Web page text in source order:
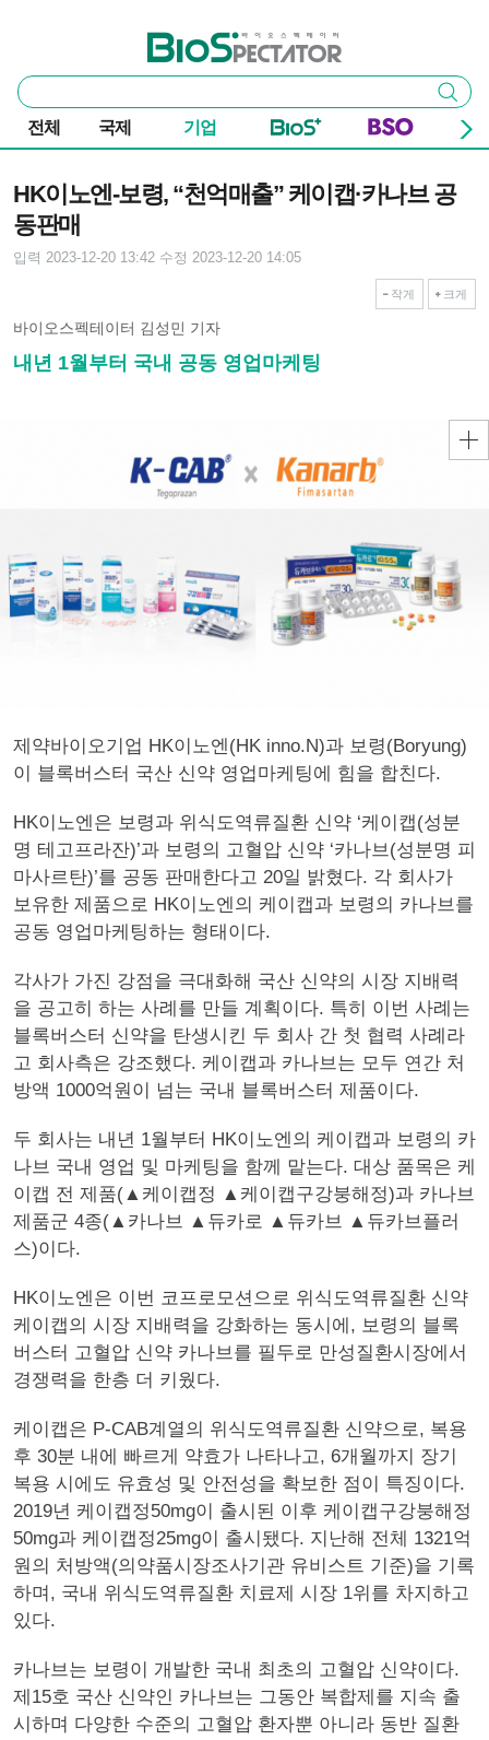
바이오스펙테이터
통
합
검
색
검색
전체 국제 기업
HK이노엔-보령, “천억매출” 케이캡·카나브 공
동판매
입력 2023-12-20 13:42 수정 2023-12-20 14:05
작게 크게
바이오스펙테이터 김성민 기자
내년 1월부터 국내 공동 영업마케팅
제약바이오기업 HK이노엔(HK inno.N)과 보령(Boryung)
이 블록버스터 국산 신약 영업마케팅에 힘을 합친다.
HK이노엔은 보령과 위식도역류질환 신약 ‘케이캡(성분
명 테고프라잔)’과 보령의 고혈압 신약 ‘카나브(성분명 피
마사르탄)’를 공동 판매한다고 20일 밝혔다. 각 회사가
보유한 제품으로 HK이노엔의 케이캡과 보령의 카나브를
공동 영업마케팅하는 형태이다.
각사가 가진 강점을 극대화해 국산 신약의 시장 지배력
을 공고히 하는 사례를 만들 계획이다. 특히 이번 사례는
블록버스터 신약을 탄생시킨 두 회사 간 첫 협력 사례라
고 회사측은 강조했다. 케이캡과 카나브는 모두 연간 처
방액 1000억원이 넘는 국내 블록버스터 제품이다.
두 회사는 내년 1월부터 HK이노엔의 케이캡과 보령의 카
나브 국내 영업 및 마케팅을 함께 맡는다. 대상 품목은 케
이캡 전 제품(▲케이캡정 ▲케이캡구강붕해정)과 카나브
제품군 4종(▲카나브 ▲듀카로 ▲듀카브 ▲듀카브플러
스)이다.
HK이노엔은 이번 코프로모션으로 위식도역류질환 신약
케이캡의 시장 지배력을 강화하는 동시에, 보령의 블록
버스터 고혈압 신약 카나브를 필두로 만성질환시장에서
경쟁력을 한층 더 키웠다.
케이캡은 P-CAB계열의 위식도역류질환 신약으로, 복용
후 30분 내에 빠르게 약효가 나타나고, 6개월까지 장기
복용 시에도 유효성 및 안전성을 확보한 점이 특징이다.
2019년 케이캡정50mg이 출시된 이후 케이캡구강붕해정
50mg과 케이캡정25mg이 출시됐다. 지난해 전체 1321억
원의 처방액(의약품시장조사기관 유비스트 기준)을 기록
하며, 국내 위식도역류질환 치료제 시장 1위를 차지하고
있다.
카나브는 보령이 개발한 국내 최초의 고혈압 신약이다.
제15호 국산 신약인 카나브는 그동안 복합제를 지속 출
시하며 다양한 수준의 고혈압 환자뿐 아니라 동반 질환